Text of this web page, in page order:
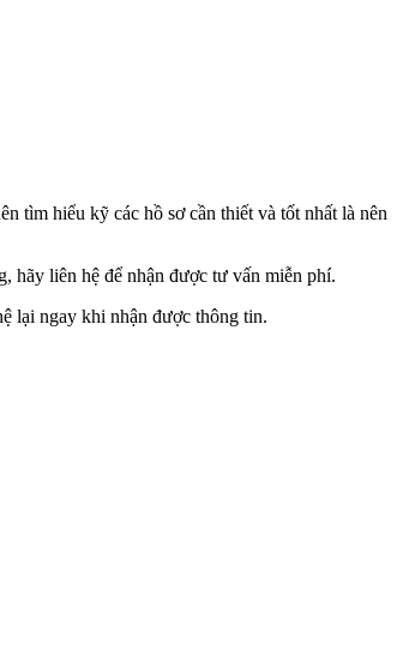
tìm hiểu kỹ các hồ sơ cần thiết và tốt nhất là nên
hãy liên hệ để nhận được tư vấn miễn phí.
lại ngay khi nhận được thông tin.